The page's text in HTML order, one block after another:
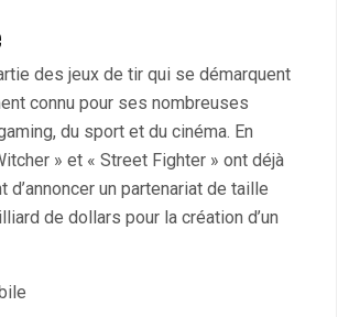
des jeux de tir qui se démarquent
connu pour ses nombreuses
du sport et du cinéma. En
» et « Street Fighter » ont déjà
d’annoncer un partenariat de taille
de dollars pour la création d’un